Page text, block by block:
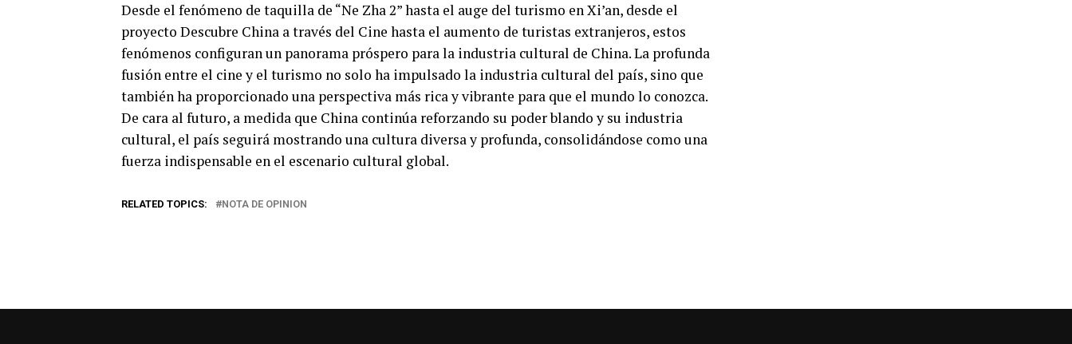
Desde el fenómeno de taquilla de “Ne Zha 2” hasta el auge del turismo en Xi’an, desde el
proyecto Descubre China a través del Cine hasta el aumento de turistas extranjeros, estos
fenómenos configuran un panorama próspero para la industria cultural de China. La profunda
fusión entre el cine y el turismo no solo ha impulsado la industria cultural del país, sino que
también ha proporcionado una perspectiva más rica y vibrante para que el mundo lo conozca.
De cara al futuro, a medida que China continúa reforzando su poder blando y su industria
cultural, el país seguirá mostrando una cultura diversa y profunda, consolidándose como una
fuerza indispensable en el escenario cultural global.
RELATED TOPICS: NOTA DE OPINION